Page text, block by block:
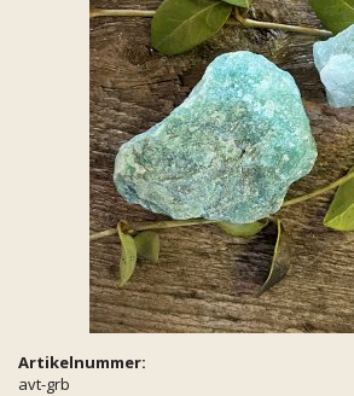
Artikelnummer:
avt-grb